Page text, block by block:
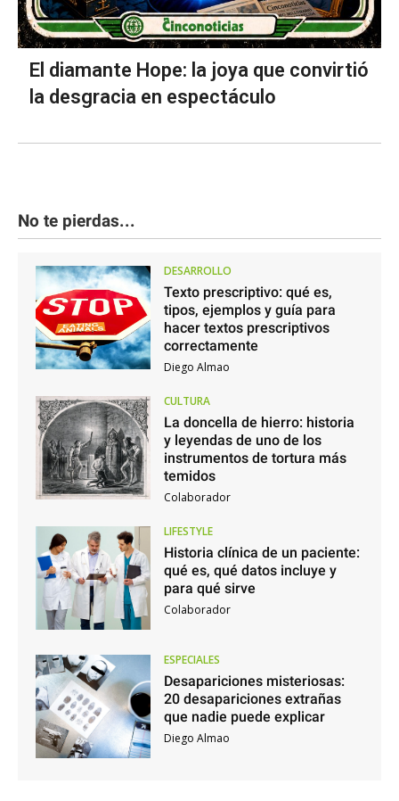
El diamante Hope: la joya que convirtió
la desgracia en espectáculo
No te pierdas...
DESARROLLO
Texto prescriptivo: qué es,
tipos, ejemplos y guía para
hacer textos prescriptivos
correctamente
Diego Almao
CULTURA
La doncella de hierro: historia
y leyendas de uno de los
instrumentos de tortura más
temidos
Colaborador
LIFESTYLE
Historia clínica de un paciente:
qué es, qué datos incluye y
para qué sirve
Colaborador
ESPECIALES
Desapariciones misteriosas:
20 desapariciones extrañas
que nadie puede explicar
Diego Almao